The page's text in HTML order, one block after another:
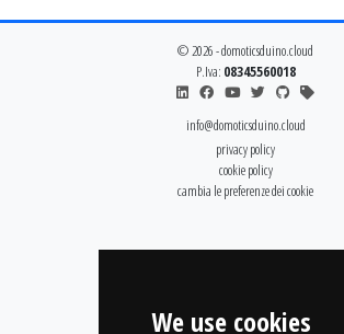
We use cookies
© 2026 - domoticsduino.cloud
P.Iva: 08345560018
info@domoticsduino.cloud
privacy policy
cookie policy
cambia le preferenze dei cookie